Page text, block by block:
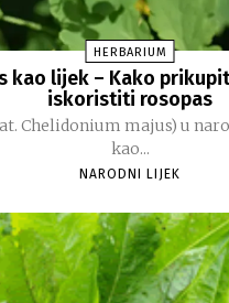
HERBARIUM
kao lijek – Kako
iskoristiti rosopas
Chelidonium majus) u
kao...
NARODNI LIJEK